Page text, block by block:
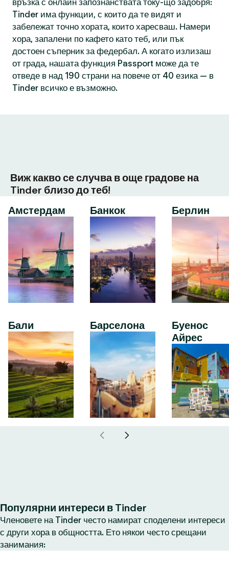
връзка с онлайн запознанствата току-що задобря:
Tinder има функции, с които да те видят и
забележат точно хората, които харесваш. Намери
хора, запалени по кафето като теб, или пък
достоен съперник за федербал. А когато излизаш
от града, нашата функция Passport може да те
отведе в над 190 страни на повече от 40 езика — в
Tinder всичко е възможно.
Виж какво се случва в още градове на
Tinder близо до теб!
Амстердам
Бали
Банкок
Барселона
Берлин
Буенос
Айрес
Популярни интереси в Tinder
Членовете на Tinder често намират споделени интереси
с други хора в общността. Ето някои често срещани
занимания: